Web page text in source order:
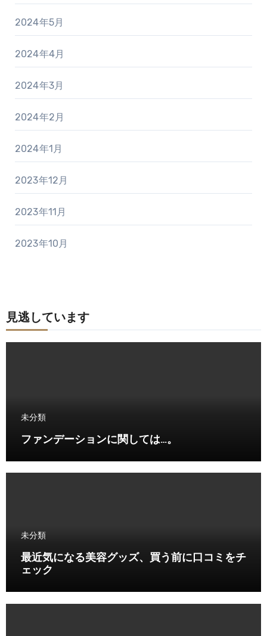
2024年5月
2024年4月
2024年3月
2024年2月
2024年1月
2023年12月
2023年11月
2023年10月
見逃しています
未分類
ファンデーションに関しては…。
未分類
最近気になる美容グッズ、買う前に口コミをチ
ェック